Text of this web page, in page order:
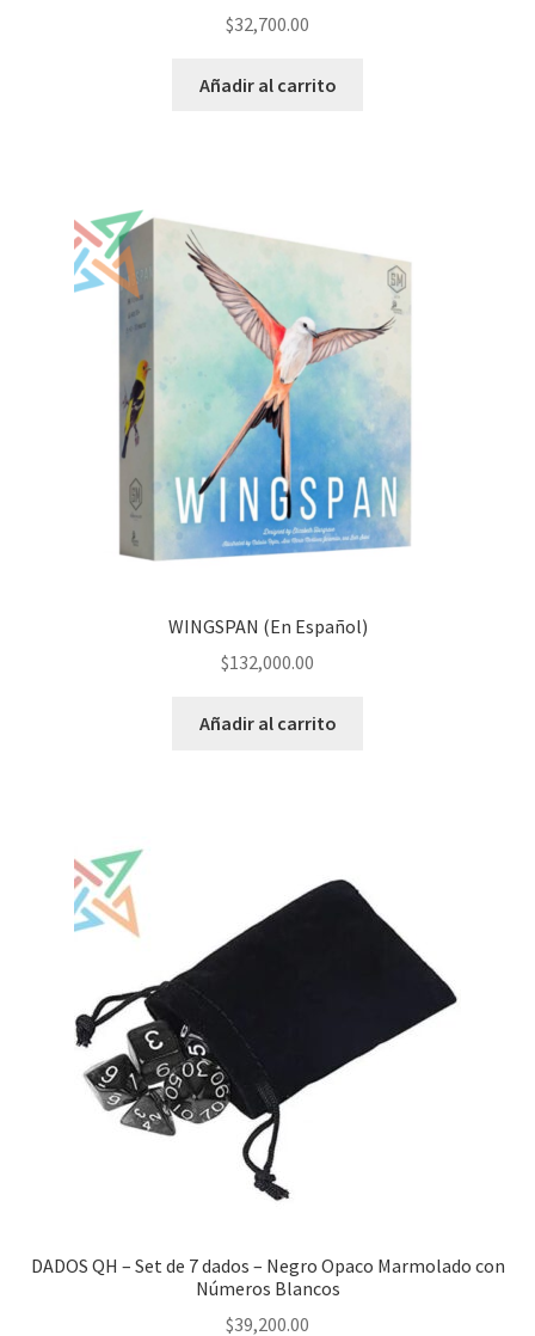
$32,700.00
Añadir al carrito
WINGSPAN (En Español)
$132,000.00
Añadir al carrito
DADOS QH – Set de 7 dados – Negro Opaco Marmolado con
Números Blancos
$39,200.00